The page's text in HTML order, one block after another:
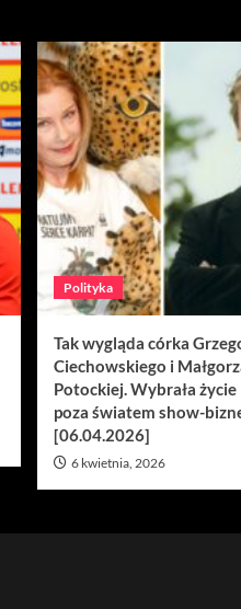
Polityka
Tak wygląda córka
Ciechowskiego i
Potockiej. Wybrała życie
poza światem show-
[06.04.2026]
6 kwietnia, 2026